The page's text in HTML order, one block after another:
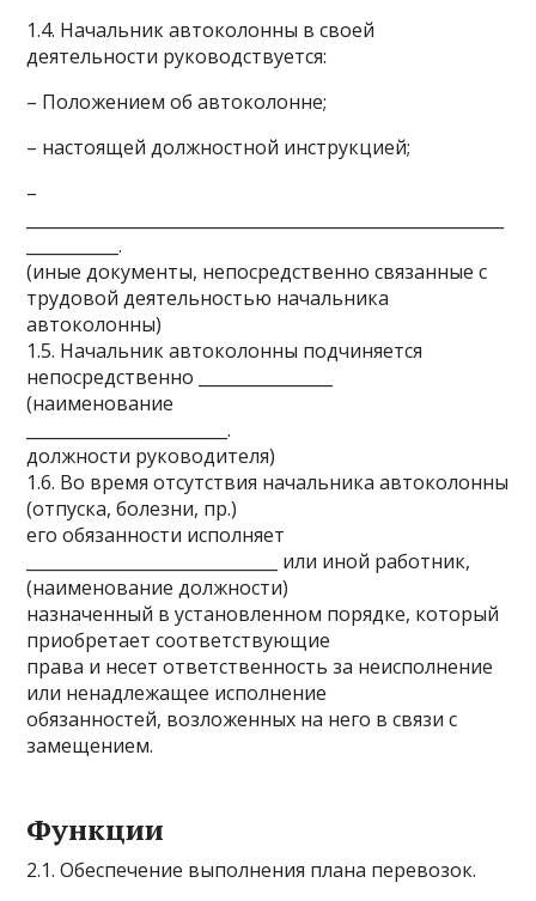
1.4. Начальник автоколонны в своей
деятельности руководствуется:
– Положением об автоколонне;
– настоящей должностной инструкцией;
–
___________.
(иные документы, непосредственно связанные с
трудовой деятельностью начальника
автоколонны)
1.5. Начальник автоколонны подчиняется
непосредственно ________________
(наименование
________________________.
должности руководителя)
1.6. Во время отсутствия начальника автоколонны
(отпуска, болезни, пр.)
его обязанности исполняет
______________________________ или иной работник,
(наименование должности)
назначенный в установленном порядке, который
приобретает соответствующие
права и несет ответственность за неисполнение
или ненадлежащее исполнение
обязанностей, возложенных на него в связи с
замещением.
Функции
2.1. Обеспечение выполнения плана перевозок.